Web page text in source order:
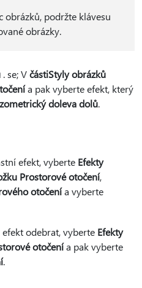
obrázků, podržte klávesu
obrázky.
. se; VčástiStyly obrázků
a pak vyberte efekt, který
doleva dolů.
efekt, vyberte Efekty
Prostorové otočení,
otočenía vyberte
odebrat, vyberte Efekty
otočenía pak vyberte
.